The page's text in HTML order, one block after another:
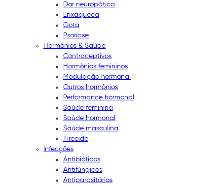
Dor neuropática
Enxaqueca
Gota
Psoríase
Hormônios & Saúde
Contraceptivos
Hormônios femininos
Modulação hormonal
Outros hormônios
Performance hormonal
Saúde feminina
Saúde hormonal
Saúde masculina
Tireoide
Infecções
Antibióticos
Antifúngicos
Antiparasitários